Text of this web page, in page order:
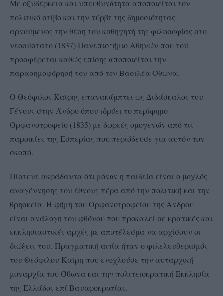
Με οξυδέρκεια και υπευθυνότητα αποποιείται τον
πολιτικό στίβο και την τύρβη της δημοσιότητας
αρνούμενος την θέση του καθηγητή της φιλοσοφίας στο
νεοσύστατο (1837) Πανεπιστήμιο Αθηνών που τού
προσφέρεται καθώς επίσης αποποιείται την
παρασημοφόρησή του από τον Βασιλέα Όθωνα.
Ο Θεόφιλος Καϊρης επανακάμπτει ως Διδάσκαλος του
Γένους στην Άνδρο όπου ιδρύει το περίφημο
Ορφανοτροφείο (1835) με δωρεές ομογενών από τις
παροικίες της Εσπερίας που περιόδευσε για αυτόν τον
σκοπό.
Πίστευε ακράδαντα ότι μόνον η παιδεία είναι ο μοχλός
αναγέννησης του έθνους πέρα από την πολιτική και την
θρησκεία. Η φήμη του Ορφανοτροφείου της Ανδρου
είναι ανάλογη του φθόνου που προκαλεί σε κρατικές και
εκκλησιαστικές αρχές με αποτέλεσμα να αρχίσουν οι
διώξεις του. Πραγματική αιτία ήταν ο φιλελευθερισμός
του Θεόφιλου Καϊρη που ενοχλούσε την αυταρχική
μοναρχία του Όθωνα και την πολιτειοκρατική Εκκλησία
της Ελλάδος επί Βαυαροκρατίας.